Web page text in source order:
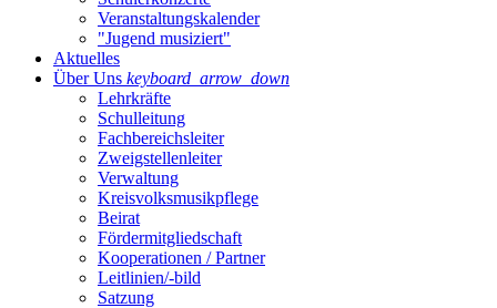
Veranstaltungs­kalender
"Jugend musiziert"
Aktuelles
Über Uns keyboard_arrow_down
Lehrkräfte
Schulleitung
Fachbereichsleiter
Zweigstellenleiter
Verwaltung
Kreisvolksmusikpflege
Beirat
Fördermitgliedschaft
Kooperationen / Partner
Leitlinien/-bild
Satzung